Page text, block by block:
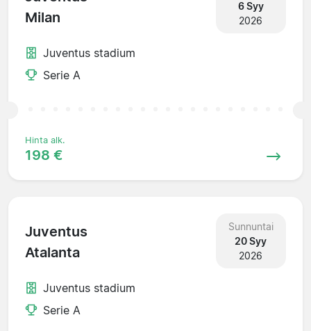
Milan
6 Syy
2026
Juventus stadium
Serie A
Hinta alk.
198 €
Juventus
Atalanta
Sunnuntai
20 Syy
2026
Juventus stadium
Serie A